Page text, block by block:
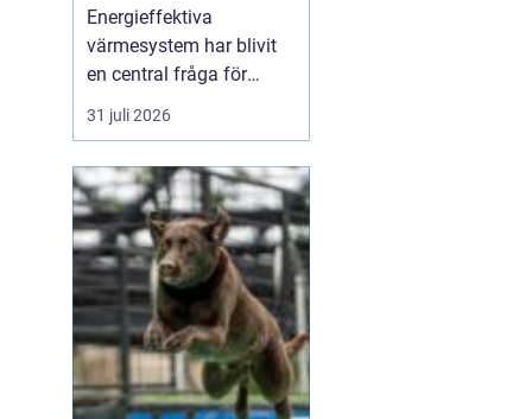
Energieffektiva
värmesystem har blivit
en central fråga för
många hushåll och
fastighetsägare i Gävle.
och ner, vintrarna kan
fortfarande vara kalla
och kraven på minskad
klimatpåverkan ökar. I
den verkligheten har
Värmepumpar ...
31 juli 2026